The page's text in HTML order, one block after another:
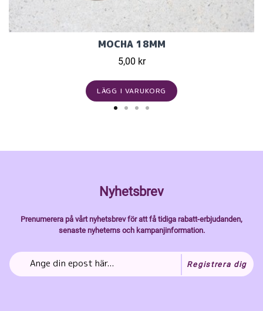
MOCHA 18MM
5,00 kr
LÄGG I VARUKORG
Nyhetsbrev
Prenumerera på vårt nyhetsbrev för att få tidiga rabatt-erbjudanden,
senaste nyheterns och kampanjinformation.
Registrera dig